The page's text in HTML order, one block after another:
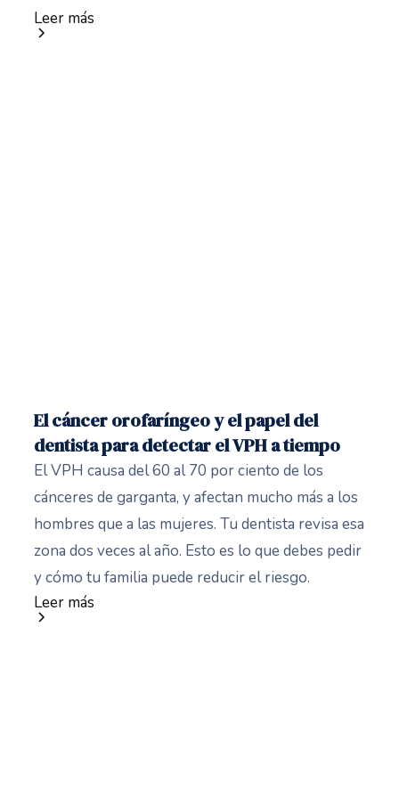
Leer más
El cáncer orofaríngeo y el papel del
dentista para detectar el VPH a tiempo
El VPH causa del 60 al 70 por ciento de los
cánceres de garganta, y afectan mucho más a los
hombres que a las mujeres. Tu dentista revisa esa
zona dos veces al año. Esto es lo que debes pedir
y cómo tu familia puede reducir el riesgo.
Leer más